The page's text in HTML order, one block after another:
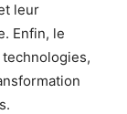
leur
Enfin, le